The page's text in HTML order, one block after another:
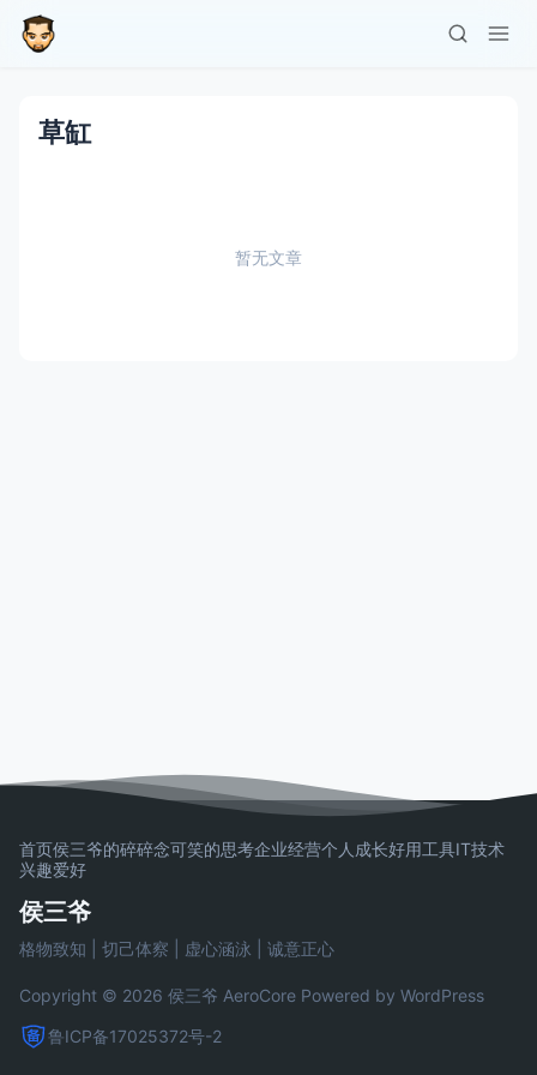
草缸
暂无文章
首页侯三爷的碎碎念可笑的思考企业经营个人成长好用工具IT技术
兴趣爱好
侯三爷
格物致知 | 切己体察 | 虚心涵泳 | 诚意正心
Copyright © 2026 侯三爷 AeroCore Powered by WordPress
鲁ICP备17025372号-2